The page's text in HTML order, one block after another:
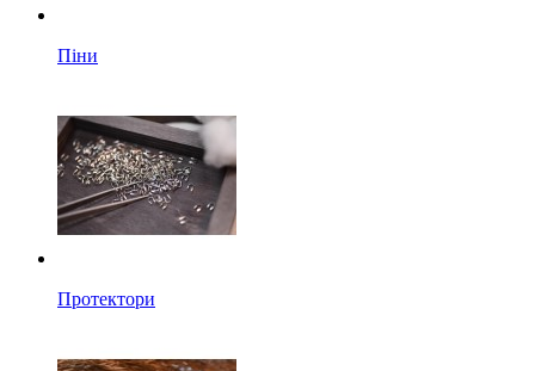
Піни
Протектори